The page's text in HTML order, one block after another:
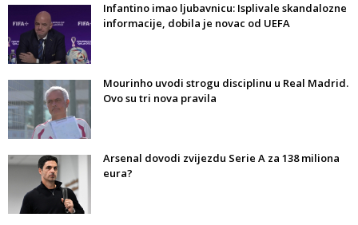
Infantino imao ljubavnicu: Isplivale skandalozne
informacije, dobila je novac od UEFA
Mourinho uvodi strogu disciplinu u Real Madrid.
Ovo su tri nova pravila
Arsenal dovodi zvijezdu Serie A za 138 miliona
eura?